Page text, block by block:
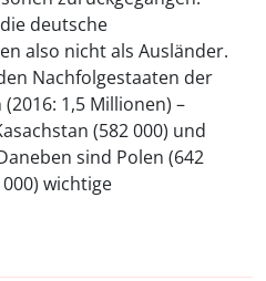
deutsche
also nicht als Ausländer.
Nachfolgestaaten der
1,5 Millionen) –
(582 000) und
sind Polen (642
wichtige